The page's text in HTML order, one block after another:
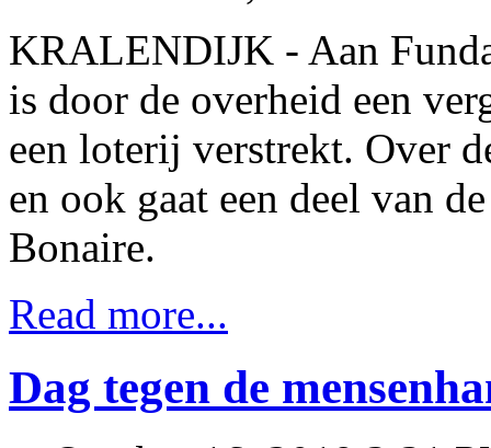
KRALENDIJK - Aan
is door de overheid een
een loterij verstrekt. Over
en ook gaat een deel van
Bonaire.
Read more...
Dag tegen de